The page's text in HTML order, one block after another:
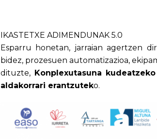
IKASTETXE ADIMENDUNAK 5.0
Esparru honetan, jarraian agertzen
bidez, prozesuen automatizazioa,
dituzte, Konplexutasuna
aldakorrari erantzuteko.